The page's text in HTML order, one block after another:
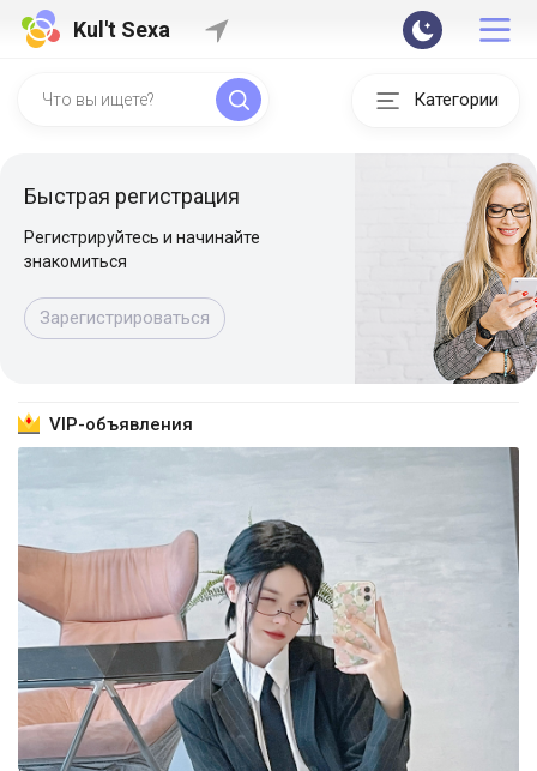
Kul't Sexa
Категории
Быстрая регистрация
Регистрируйтесь и начинайте
знакомиться
Зарегистрироваться
VIP-объявления